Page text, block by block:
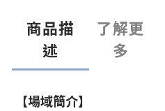
商品描
述
了解更
多
【場域簡介】